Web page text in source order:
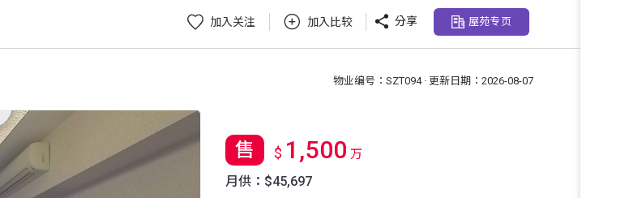
加入关注 加入比较  分享 屋苑专页
物业编号：SZT094 · 更新日期：2026-08-07
售 $ 1,500 万
月供：$45,697